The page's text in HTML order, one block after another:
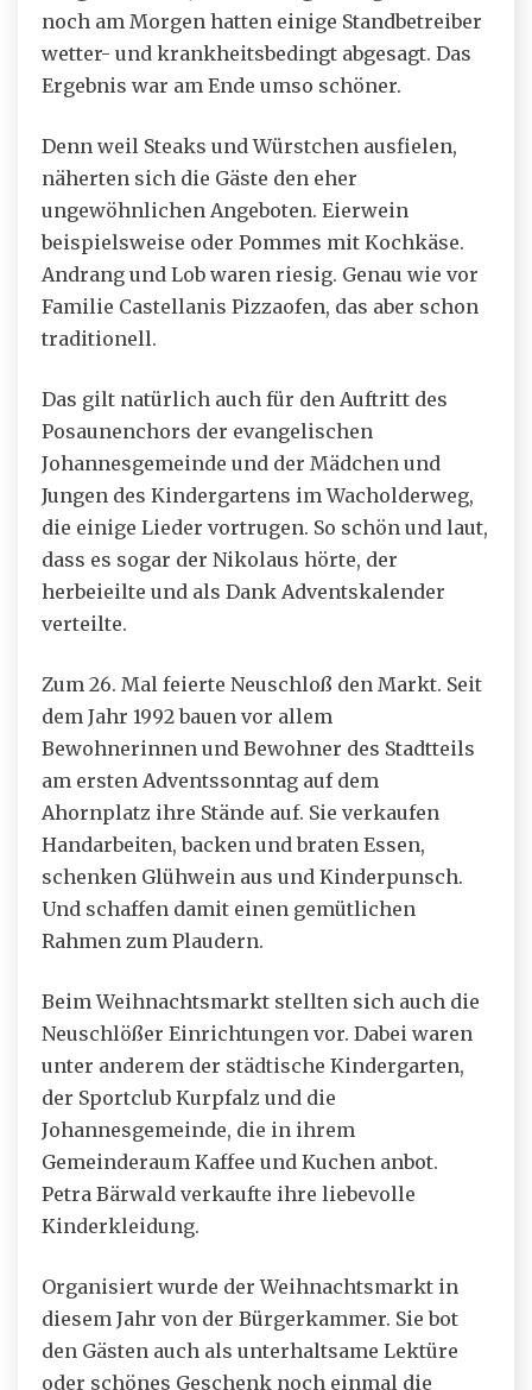
noch am Morgen hatten einige Standbetreiber
wetter- und krankheitsbedingt abgesagt. Das
Ergebnis war am Ende umso schöner.
Denn weil Steaks und Würstchen ausfielen,
näherten sich die Gäste den eher
ungewöhnlichen Angeboten. Eierwein
beispielsweise oder Pommes mit Kochkäse.
Andrang und Lob waren riesig. Genau wie vor
Familie Castellanis Pizzaofen, das aber schon
traditionell.
Das gilt natürlich auch für den Auftritt des
Posaunenchors der evangelischen
Johannesgemeinde und der Mädchen und
Jungen des Kindergartens im Wacholderweg,
die einige Lieder vortrugen. So schön und laut,
dass es sogar der Nikolaus hörte, der
herbeieilte und als Dank Adventskalender
verteilte.
Zum 26. Mal feierte Neuschloß den Markt. Seit
dem Jahr 1992 bauen vor allem
Bewohnerinnen und Bewohner des Stadtteils
am ersten Adventssonntag auf dem
Ahornplatz ihre Stände auf. Sie verkaufen
Handarbeiten, backen und braten Essen,
schenken Glühwein aus und Kinderpunsch.
Und schaffen damit einen gemütlichen
Rahmen zum Plaudern.
Beim Weihnachtsmarkt stellten sich auch die
Neuschlößer Einrichtungen vor. Dabei waren
unter anderem der städtische Kindergarten,
der Sportclub Kurpfalz und die
Johannesgemeinde, die in ihrem
Gemeinderaum Kaffee und Kuchen anbot.
Petra Bärwald verkaufte ihre liebevolle
Kinderkleidung.
Organisiert wurde der Weihnachtsmarkt in
diesem Jahr von der Bürgerkammer. Sie bot
den Gästen auch als unterhaltsame Lektüre
oder schönes Geschenk noch einmal die